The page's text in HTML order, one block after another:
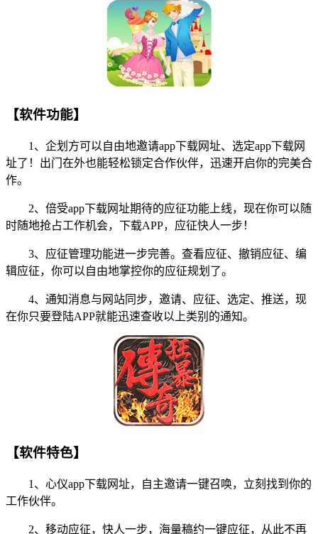
【软件功能】
1、企划方可以自由地邀请app下载网址、选定app下载网
址了！出门在外也能轻松锁定合作伙伴，迅速开启你的完美合
作。
2、倍受app下载网址期待的应征功能上线，现在你可以随
时随地抢占工作机会，下载APP，应征快人一步！
3、应征管理功能进一步完善。查看应征、撤销应征、编
辑应征，你可以自由地掌控你的应征规划了。
4、通知消息与网站同步，邀请、应征、选定、推送，现
在你只要登陆APP就能迅速查收以上类别的通知。
【软件特色】
1、心仪app下载网址，自主邀请一键召唤，立刻找到你的
工作伙伴。
2、移动应征，快人一步，海量稿约一键应征，从此不再